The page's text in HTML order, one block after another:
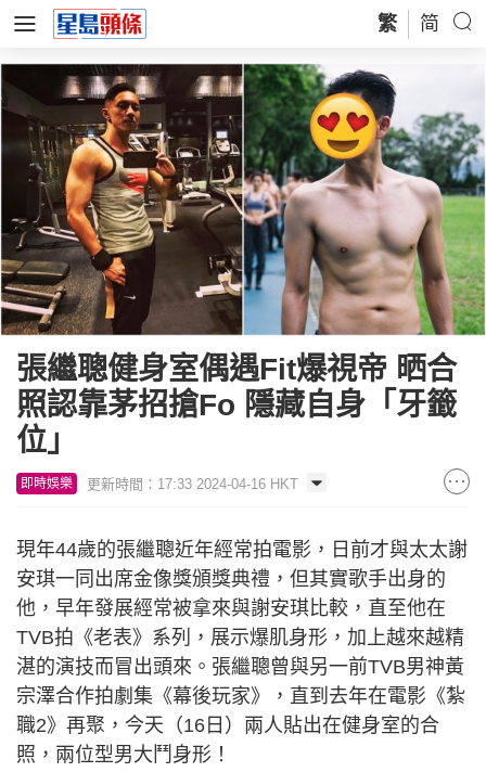
繁 简
張繼聰健身室偶遇Fit爆視帝 晒合
照認靠茅招搶Fo 隱藏自身「牙籤
位」
即時娛樂 更新時間：17:33 2024-04-16 HKT
現年44歲的張繼聰近年經常拍電影，日前才與太太謝
安琪一同出席金像獎頒獎典禮，但其實歌手出身的
他，早年發展經常被拿來與謝安琪比較，直至他在
TVB拍《老表》系列，展示爆肌身形，加上越來越精
湛的演技而冒出頭來。張繼聰曾與另一前TVB男神黃
宗澤合作拍劇集《幕後玩家》，直到去年在電影《紮
職2》再聚，今天（16日）兩人貼出在健身室的合
照，兩位型男大鬥身形！